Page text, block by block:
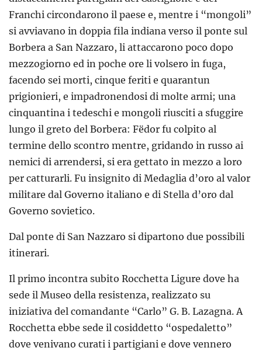
Franchi circondarono il paese e, mentre i “mongoli”
si avviavano in doppia fila indiana verso il ponte sul
Borbera a San Nazzaro, li attaccarono poco dopo
mezzogiorno ed in poche ore li volsero in fuga,
facendo sei morti, cinque feriti e quarantun
prigionieri, e impadronendosi di molte armi; una
cinquantina i tedeschi e mongoli riusciti a sfuggire
lungo il greto del Borbera: Fëdor fu colpito al
termine dello scontro mentre, gridando in russo ai
nemici di arrendersi, si era gettato in mezzo a loro
per catturarli. Fu insignito di Medaglia d’oro al valor
militare dal Governo italiano e di Stella d’oro dal
Governo sovietico.
Dal ponte di San Nazzaro si dipartono due possibili
itinerari.
Il primo incontra subito Rocchetta Ligure dove ha
sede il Museo della resistenza, realizzato su
iniziativa del comandante “Carlo” G. B. Lazagna. A
Rocchetta ebbe sede il cosiddetto “ospedaletto”
dove venivano curati i partigiani e dove vennero